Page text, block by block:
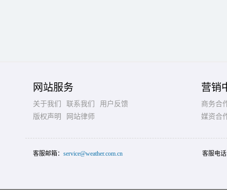
网站服务
关于我们 联系我们
用户反馈
版权声明
网站律师
营销
商务合
媒资合
客服邮箱： service@weather.com.cn 客服电